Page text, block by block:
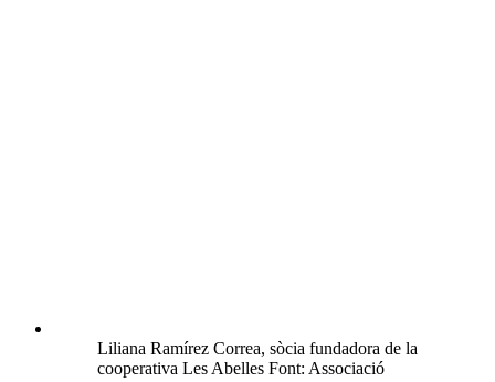
Liliana Ramírez Correa, sòcia fundadora de la
cooperativa Les Abelles Font: Associació